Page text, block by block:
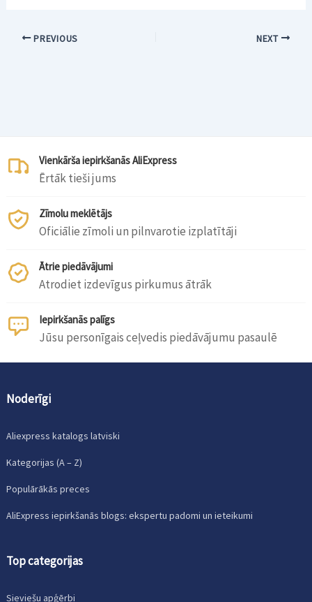
PREVIOUS NEXT
Vienkārša iepirkšanās AliExpress
Ērtāk tieši jums
Zīmolu meklētājs
Oficiālie zīmoli un pilnvarotie izplatītāji
Ātrie piedāvājumi
Atrodiet izdevīgus pirkumus ātrāk
Iepirkšanās palīgs
Jūsu personīgais ceļvedis piedāvājumu pasaulē
Noderīgi
Aliexpress katalogs latviski
Kategorijas (A – Z)
Populārākās preces
AliExpress iepirkšanās blogs: ekspertu padomi un ieteikumi
Top categorijas
Sieviešu apģērbi